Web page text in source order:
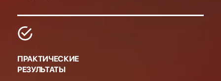
ПРАКТИЧЕСКИЕ
РЕЗУЛЬТАТЫ